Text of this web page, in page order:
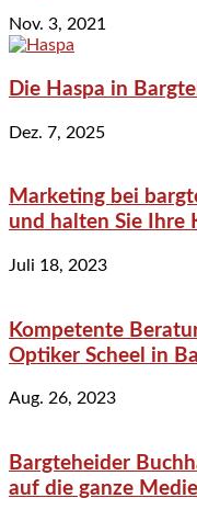
Nov. 3, 2021
Die Haspa in
Dez. 7, 2025
Marketing bei
und halten Sie Ihre
Juli 18, 2023
Kompetente
Optiker Scheel in
Aug. 26, 2023
Bargteheider
auf die ganze